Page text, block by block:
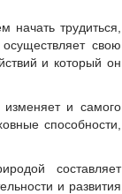
начать трудиться,
свою
и который он
и самого
способности,
составляет
и развития